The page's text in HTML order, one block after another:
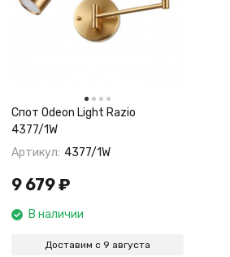
Спот Odeon Light Razio
4377/1W
Артикул: 4377/1W
9 679₽
В наличии
Доставим с 9 августа